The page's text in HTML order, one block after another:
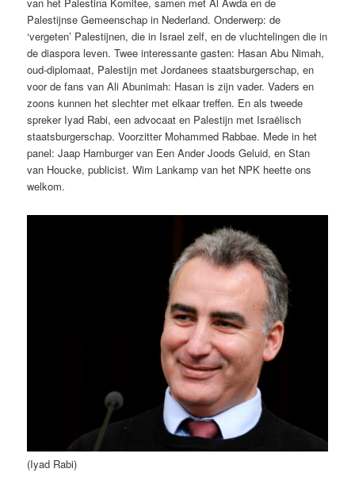
Palestijnse Gemeenschap in Nederland. Onderwerp: de
‘vergeten’ Palestijnen, die in Israel zelf, en de vluchtelingen die in
de diaspora leven. Twee interessante gasten: Hasan Abu Nimah,
oud-diplomaat, Palestijn met Jordanees staatsburgerschap, en
voor de fans van Ali Abunimah: Hasan is zijn vader. Vaders en
zoons kunnen het slechter met elkaar treffen. En als tweede
spreker Iyad Rabi, een advocaat en Palestijn met Israëlisch
staatsburgerschap. Voorzitter Mohammed Rabbae. Mede in het
panel: Jaap Hamburger van Een Ander Joods Geluid, en Stan
van Houcke, publicist. Wim Lankamp van het NPK heette ons
welkom.
(Iyad Rabi)